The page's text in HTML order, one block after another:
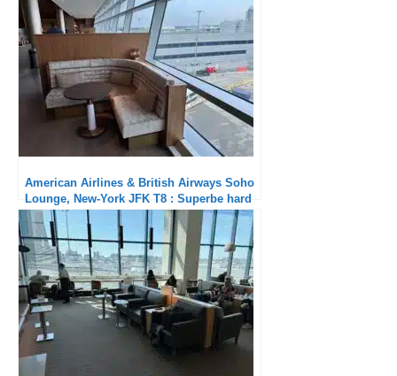
American Airlines & British Airways Soho
Lounge, New-York JFK T8 : Superbe hard
product et service aux petits soins